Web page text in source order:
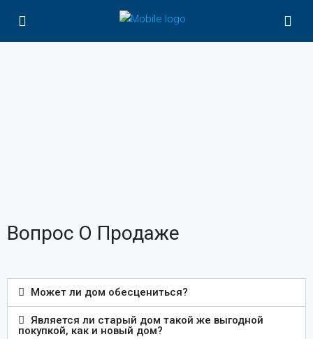
Вопрос О Продаже
Может ли дом обесцениться?
Является ли старый дом такой же выгодной
покупкой, как и новый дом?